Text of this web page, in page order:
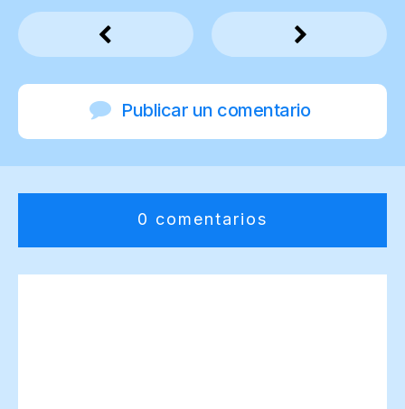
Publicar un comentario
0 comentarios